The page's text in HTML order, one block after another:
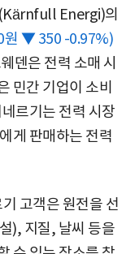
Energi)의
원 ▼ 350 -0.97%)
덴은 전력 소매 시
민간 기업이 소비
르기는 전력 시장
게 판매하는 전력
고객은 원전을 선
), 지질, 날씨 등을